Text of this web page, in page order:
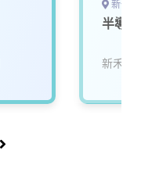
新竹
半導
新禾應